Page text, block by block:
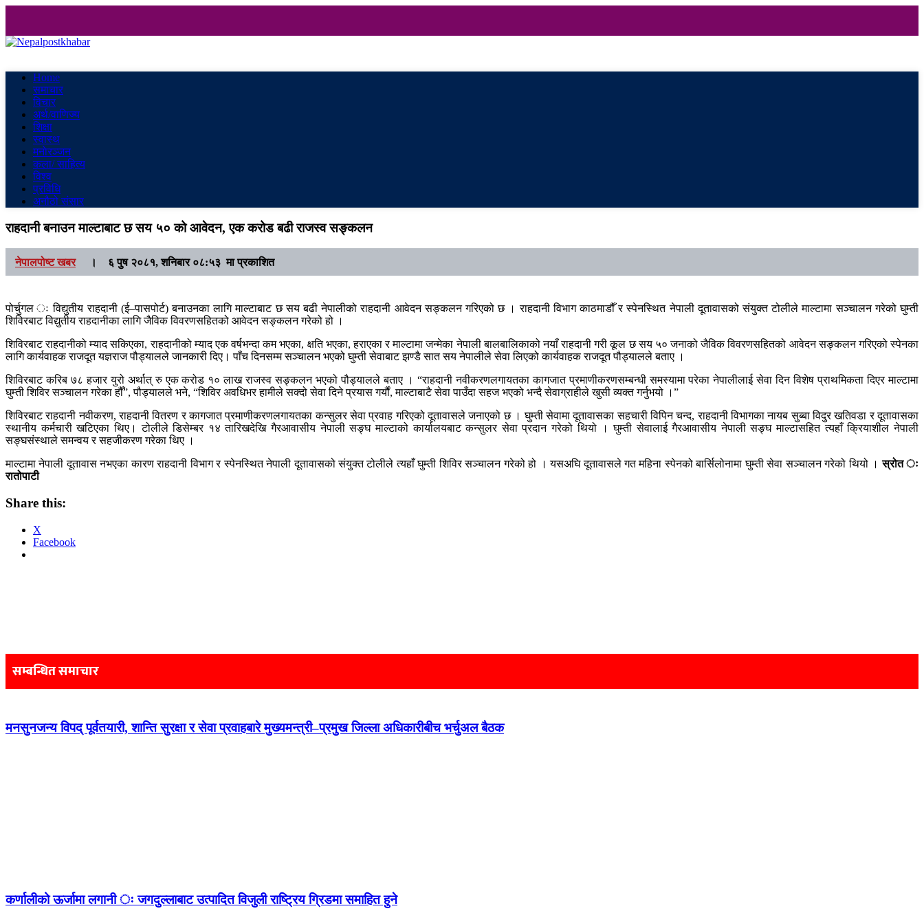
Home
समाचार
विचार
अर्थ/वाणिज्य
शिक्षा
स्वास्थ
मनाेरञ्जन
कला/ साहित्य
विश्व
प्रविधि
अनौठो संसार
राहदानी बनाउन माल्टाबाट छ सय ५० को आवेदन, एक करोड बढी राजस्व सङ्कलन
नेपालपोष्ट खबर। ६ पुष २०८१, शनिबार ०८:५३ मा प्रकाशित
पोर्चुगल ः विद्युतीय राहदानी (ई–पासपोर्ट) बनाउनका लागि माल्टाबाट छ सय बढी नेपालीको राहदानी आवेदन सङ्कलन गरिएको छ । राहदानी विभाग काठमाडौँ र स्पेनस्थित नेपाली दूतावासको संयुक्त टोलीले माल्टामा सञ्चालन गरेको घुम्ती
शिविरबाट विद्युतीय राहदानीका लागि जैविक विवरणसहितको आवेदन सङ्कलन गरेको हो ।
शिविरबाट राहदानीको म्याद सकिएका, राहदानीको म्याद एक वर्षभन्दा कम भएका, क्षति भएका, हराएका र माल्टामा जन्मेका नेपाली बालबालिकाको नयाँ राहदानी गरी कूल छ सय ५० जनाको जैविक विवरणसहितको आवेदन सङ्कलन गरिएको स्पेनका
लागि कार्यवाहक राजदूत यज्ञराज पौड्यालले जानकारी दिए। पाँच दिनसम्म सञ्चालन भएको घुम्ती सेवाबाट झण्डै सात सय नेपालीले सेवा लिएको कार्यवाहक राजदूत पौड्यालले बताए ।
शिविरबाट करिब ७८ हजार युरो अर्थात् रु एक करोड १० लाख राजस्व सङ्कलन भएको पौड्यालले बताए । “राहदानी नवीकरणलगायतका कागजात प्रमाणीकरणसम्बन्धी समस्यामा परेका नेपालीलाई सेवा दिन विशेष प्राथमिकता दिएर माल्टामा
घुम्ती शिविर सञ्चालन गरेका हौँ”, पौड्यालले भने, “शिविर अवधिभर हामीले सक्दो सेवा दिने प्रयास गर्यौं, माल्टाबाटै सेवा पाउँदा सहज भएको भन्दै सेवाग्राहीले खुसी व्यक्त गर्नुभयो ।”
शिविरबाट राहदानी नवीकरण, राहदानी वितरण र कागजात प्रमाणीकरणलगायतका कन्सुलर सेवा प्रवाह गरिएको दूतावासले जनाएको छ । घुम्ती सेवामा दूतावासका सहचारी विपिन चन्द, राहदानी विभागका नायब सुब्बा विदुर खतिवडा र दूतावासका
स्थानीय कर्मचारी खटिएका थिए। टोलीले डिसेम्बर १४ तारिखदेखि गैरआवासीय नेपाली सङ्घ माल्टाको कार्यालयबाट कन्सुलर सेवा प्रदान गरेको थियो । घुम्ती सेवालाई गैरआवासीय नेपाली सङ्घ माल्टासहित त्यहाँ क्रियाशील नेपाली
सङ्घसंस्थाले समन्वय र सहजीकरण गरेका थिए ।
माल्टामा नेपाली दूतावास नभएका कारण राहदानी विभाग र स्पेनस्थित नेपाली दूतावासको संयुक्त टोलीले त्यहाँ घुम्ती शिविर सञ्चालन गरेको हो । यसअघि दूतावासले गत महिना स्पेनको बार्सिलोनामा घुम्ती सेवा सञ्चालन गरेको थियो ।स्रोत ः
रातोपाटी
Share this:
X
Facebook
navigation
सम्बन्धित समाचार
मनसुनजन्य विपद् पूर्वतयारी, शान्ति सुरक्षा र सेवा प्रवाहबारे मुख्यमन्त्री–प्रमुख जिल्ला अधिकारीबीच भर्चुअल बैठक
कर्णालीको ऊर्जामा लगानी ः जगदुल्लाबाट उत्पादित विजुली राष्ट्रिय ग्रिडमा समाहित हुने